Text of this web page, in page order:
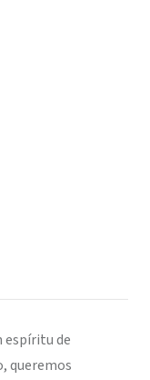
espíritu de
queremos